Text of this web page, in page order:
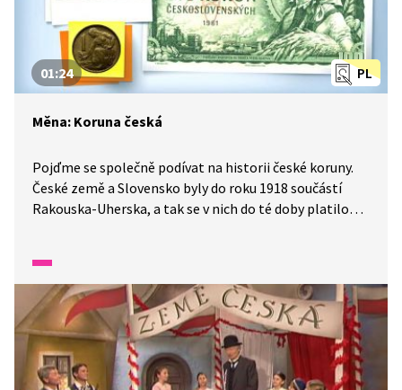
PL
01:24
Měna: Koruna česká
Pojďme se společně podívat na historii české koruny.
České země a Slovensko byly do roku 1918 součástí
Rakouska-Uherska, a tak se v nich do té doby platilo
Sokol se měl dělit na drápky a brky. Podle návrhu Aloise
Rašína nakonec zůstalo u koruny. Za druhé světové
války nastoupily protektorátní koruny. Československá
koruna skončila s rozpadem republiky na Česko
a Slovensko.